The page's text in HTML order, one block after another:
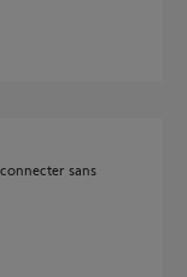
sans